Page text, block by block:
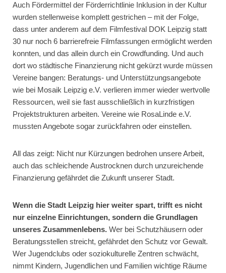
Auch Fördermittel der Förderrichtlinie Inklusion in der Kultur
wurden stellenweise komplett gestrichen – mit der Folge,
dass unter anderem auf dem Filmfestival DOK Leipzig statt
30 nur noch 6 barrierefreie Filmfassungen ermöglicht werden
konnten, und das allein durch ein Crowdfunding. Und auch
dort wo städtische Finanzierung nicht gekürzt wurde müssen
Vereine bangen: Beratungs- und Unterstützungsangebote
wie bei Mosaik Leipzig e.V. verlieren immer wieder wertvolle
Ressourcen, weil sie fast ausschließlich in kurzfristigen
Projektstrukturen arbeiten. Vereine wie RosaLinde e.V.
mussten Angebote sogar zurückfahren oder einstellen.
All das zeigt: Nicht nur Kürzungen bedrohen unsere Arbeit,
auch das schleichende Austrocknen durch unzureichende
Finanzierung gefährdet die Zukunft unserer Stadt.
Wenn die Stadt Leipzig hier weiter spart, trifft es nicht
nur einzelne Einrichtungen, sondern die Grundlagen
unseres Zusammenlebens. Wer bei Schutzhäusern oder
Beratungsstellen streicht, gefährdet den Schutz vor Gewalt.
Wer Jugendclubs oder soziokulturelle Zentren schwächt,
nimmt Kindern, Jugendlichen und Familien wichtige Räume